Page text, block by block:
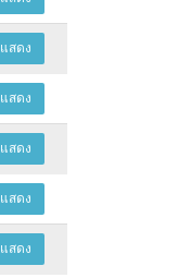
แสดง
แสดง
แสดง
แสดง
แสดง